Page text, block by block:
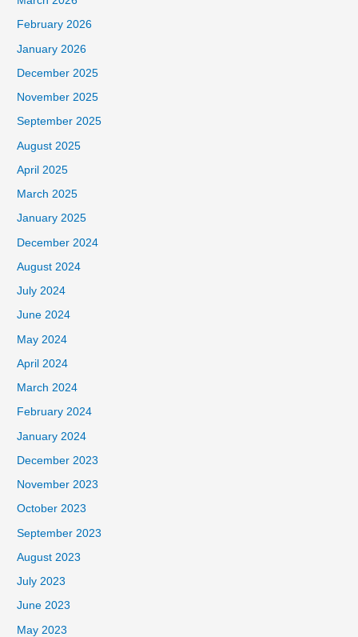
February 2026
January 2026
December 2025
November 2025
September 2025
August 2025
April 2025
March 2025
January 2025
December 2024
August 2024
July 2024
June 2024
May 2024
April 2024
March 2024
February 2024
January 2024
December 2023
November 2023
October 2023
September 2023
August 2023
July 2023
June 2023
May 2023